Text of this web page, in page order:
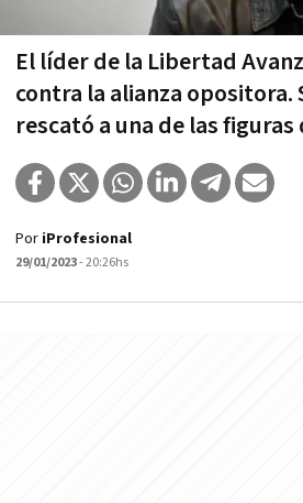
El líder de la Libertad
contra la alianza opositora.
rescató a una de las figuras
Por iProfesional
29/01/2023- 20:26hs